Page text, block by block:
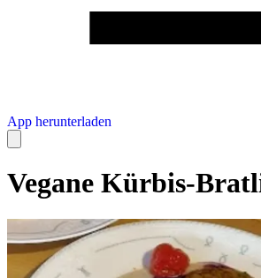
App herunterladen
Vegane Kürbis-